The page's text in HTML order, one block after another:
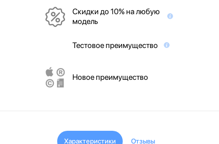
Скидки до 10% на любую
модель
Тестовое преимущество
Новое преимущество
Характеристики Отзывы